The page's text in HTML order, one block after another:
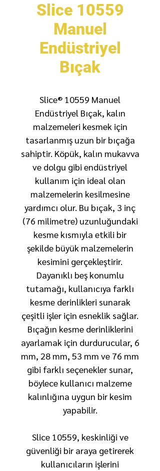
Slice 10559
Manuel
Endüstriyel
Bıçak
Slice® 10559 Manuel
Endüstriyel Bıçak, kalın
malzemeleri kesmek için
tasarlanmış uzun bir bıçağa
sahiptir. Köpük, kalın mukavva
ve dolgu gibi endüstriyel
kullanım için ideal olan
malzemelerin kesilmesine
yardımcı olur. Bu bıçak, 3 inç
(76 milimetre) uzunluğundaki
kesme kısmıyla etkili bir
şekilde büyük malzemelerin
kesimini gerçekleştirir.
Dayanıklı beş konumlu
tutamağı, kullanıcıya farklı
kesme derinlikleri sunarak
çeşitli işler için esneklik sağlar.
Bıçağın kesme derinliklerini
ayarlamak için durdurucular, 6
mm, 28 mm, 53 mm ve 76 mm
gibi farklı seçenekler sunar,
böylece kullanıcı malzeme
kalınlığına uygun bir kesim
yapabilir.
Slice 10559, keskinliği ve
güvenliği bir araya getirerek
kullanıcıların işlerini